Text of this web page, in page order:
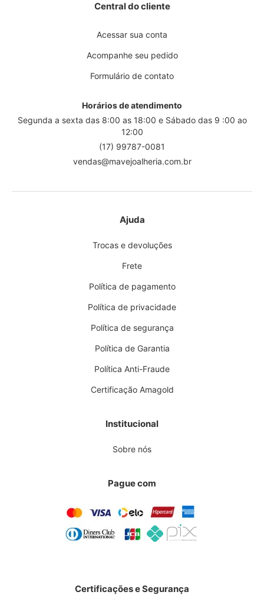
Central do cliente
Acessar sua conta
Acompanhe seu pedido
Formulário de contato
Horários de atendimento
Segunda a sexta das 8:00 as 18:00 e Sábado das 9 :00 ao
12:00
(17) 99787-0081
vendas@mavejoalheria.com.br
Ajuda
Trocas e devoluções
Frete
Política de pagamento
Política de privacidade
Política de segurança
Política de Garantia
Política Anti-Fraude
Certificação Amagold
Institucional
Sobre nós
Pague com
Certificações e Segurança